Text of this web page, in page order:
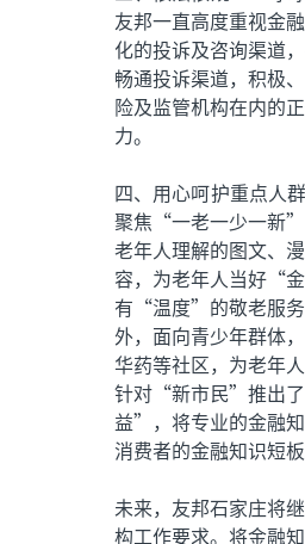
友邦一直高度重视金
化的投诉及咨询渠道
畅通投诉渠道，积极
险及监管机构在内的
力。
四、用心呵护重点人
聚焦“一老一少一新”
老年人理解的图文、
容，为老年人当好“
有“温度”的敬老服务
外，面向青少年群体
华药等社区，为老年
针对“新市民”推出
益”，将专业的金融
消费者的金融知识短板
未来，友邦石家庄将
构工作要求。将金融